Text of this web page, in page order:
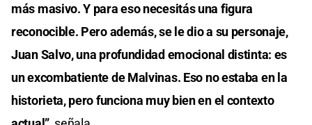
más masivo. Y para eso necesitás una figura
reconocible. Pero además, se le dio a su personaje,
Juan Salvo, una profundidad emocional distinta: es
un excombatiente de Malvinas. Eso no estaba en la
historieta, pero funciona muy bien en el contexto